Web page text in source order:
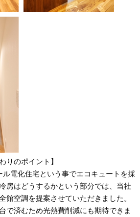
りのポイント】
ル電化住宅という事でエコキュートを採
房はどうするかという部分では、当社
館空調を提案させていただきました。
で済むため光熱費削減にも期待できま